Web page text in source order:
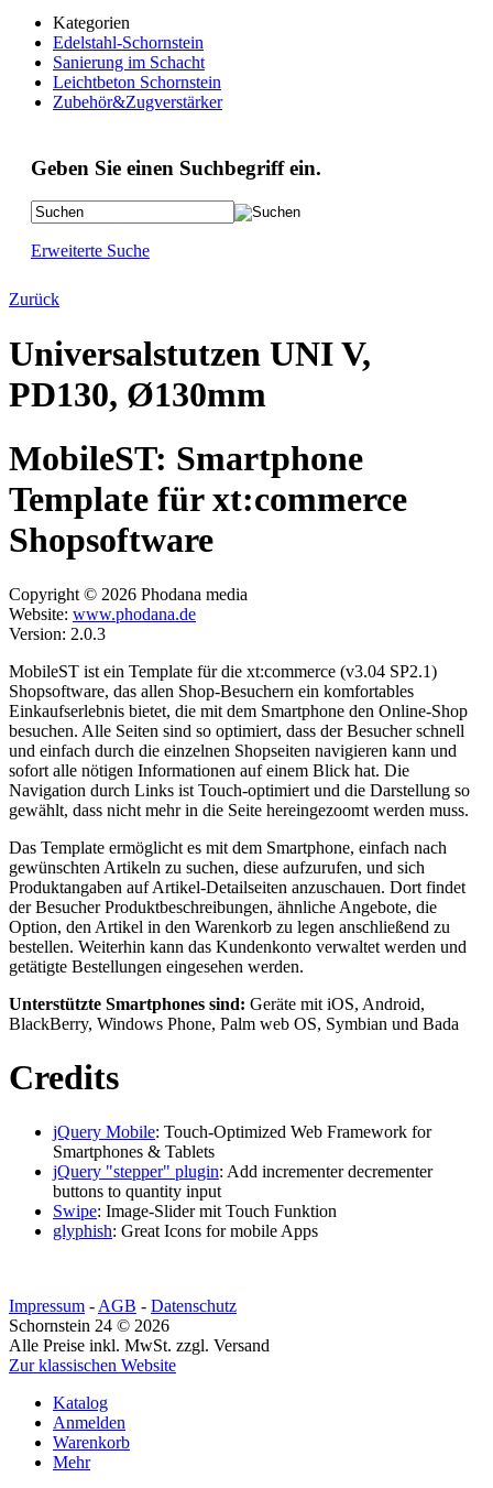
Kategorien
Edelstahl-Schornstein
Sanierung im Schacht
Leichtbeton Schornstein
Zubehör&Zugverstärker
Geben Sie einen Suchbegriff ein.
Erweiterte Suche
Zurück
Universalstutzen UNI V,
PD130, Ø130mm
MobileST: Smartphone
Template für xt:commerce
Shopsoftware
Copyright © 2026 Phodana media
Website: www.phodana.de
Version: 2.0.3
MobileST ist ein Template für die xt:commerce (v3.04 SP2.1)
Shopsoftware, das allen Shop-Besuchern ein komfortables
Einkaufserlebnis bietet, die mit dem Smartphone den Online-Shop
besuchen. Alle Seiten sind so optimiert, dass der Besucher schnell
und einfach durch die einzelnen Shopseiten navigieren kann und
sofort alle nötigen Informationen auf einem Blick hat. Die
Navigation durch Links ist Touch-optimiert und die Darstellung so
gewählt, dass nicht mehr in die Seite hereingezoomt werden muss.
Das Template ermöglicht es mit dem Smartphone, einfach nach
gewünschten Artikeln zu suchen, diese aufzurufen, und sich
Produktangaben auf Artikel-Detailseiten anzuschauen. Dort findet
der Besucher Produktbeschreibungen, ähnliche Angebote, die
Option, den Artikel in den Warenkorb zu legen anschließend zu
bestellen. Weiterhin kann das Kundenkonto verwaltet werden und
getätigte Bestellungen eingesehen werden.
Unterstützte Smartphones sind: Geräte mit iOS, Android,
BlackBerry, Windows Phone, Palm web OS, Symbian und Bada
Credits
jQuery Mobile: Touch-Optimized Web Framework for
Smartphones & Tablets
jQuery "stepper" plugin: Add incrementer decrementer
buttons to quantity input
Swipe: Image-Slider mit Touch Funktion
glyphish: Great Icons for mobile Apps
Impressum - AGB - Datenschutz
Schornstein 24 © 2026
Alle Preise inkl. MwSt. zzgl. Versand
Zur klassischen Website
Katalog
Anmelden
Warenkorb
Mehr